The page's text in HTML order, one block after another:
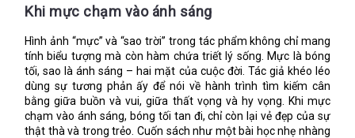
Sau cái nheo mắt, ngôi làng xương dần mờ khuất tầm nhìn, tôi
lấy bản đồ của mình ra và tiếp tục đánh dấu địa hình.
“Em không cần làm nữa đâu,” Pablo nói nhẹ nhàng. “Em nên
nghỉ ngơi đi thì hơn.”
Tôi lờ anh. Tôi phải làm việc này. Cây bút lông ngỗng dường
như là thứ duy nhất trên thế giớ tôi có thể dựa vào.
Xin cậu đấy, Lupe. Hãy bình an nhé.
Khi mực chạm vào ánh sáng
Hình ảnh “mực” và “sao trời” trong tác phẩm không chỉ mang
tính biểu tượng mà còn hàm chứa triết lý sống. Mực là bóng
tối, sao là ánh sáng – hai mặt của cuộc đời. Tác giả khéo léo
dùng sự tương phản ấy để nói về hành trình tìm kiếm cân
bằng giữa buồn và vui, giữa thất vọng và hy vọng. Khi mực
chạm vào ánh sáng, bóng tối tan đi, chỉ còn lại vẻ đẹp của sự
thật thà và trong trẻo. Cuốn sách như một bài học nhẹ nhàng